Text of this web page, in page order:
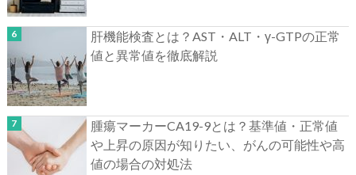
肝機能検査とは？AST・ALT・γ-GTPの正常
値と異常値を徹底解説
腫瘍マーカーCA19-9とは？基準値・正常値
や上昇の原因が知りたい、がんの可能性や高
値の場合の対処法